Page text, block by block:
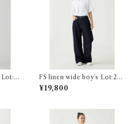
Lot:2
FS linen wide boy`s Lot:242
08
¥19,800